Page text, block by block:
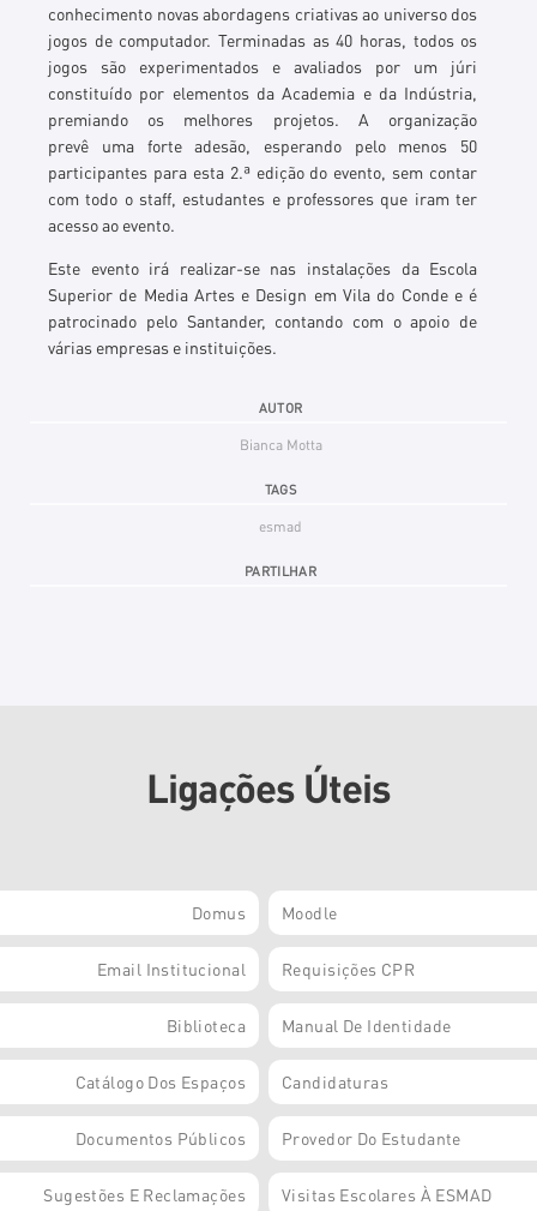
conhecimento novas abordagens criativas ao universo dos
jogos de computador. Terminadas as 40 horas, todos os
jogos são experimentados e avaliados por um júri
constituído por elementos da Academia e da Indústria,
premiando os melhores projetos. A organização
prevê uma forteadesão, esperando pelo menos 50
participantes para esta 2.ª edição do evento, sem contar
com todo o staff, estudantes e professores que iram ter
acesso ao evento.
Este evento irá realizar-se nas instalações da Escola
Superior de Media Artes e Design em Vila do Conde e é
patrocinado pelo Santander, contando com o apoio de
várias empresas e instituições.
AUTOR
Bianca Motta
TAGS
esmad
PARTILHAR
Ligações Úteis
Domus Moodle
Email Institucional Requisições CPR
Biblioteca Manual De Identidade
Catálogo Dos Espaços Candidaturas
Documentos Públicos Provedor Do Estudante
Sugestões E Reclamações Visitas Escolares À ESMAD